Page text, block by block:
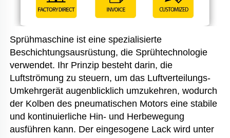
Sprühmaschine ist eine spezialisierte
Beschichtungsausrüstung, die Sprühtechnologie
verwendet. Ihr Prinzip besteht darin, die
Luftströmung zu steuern, um das Luftverteilungs-
Umkehrgerät augenblicklich umzukehren, wodurch
der Kolben des pneumatischen Motors eine stabile
und kontinuierliche Hin- und Herbewegung
ausführen kann. Der eingesogene Lack wird unter